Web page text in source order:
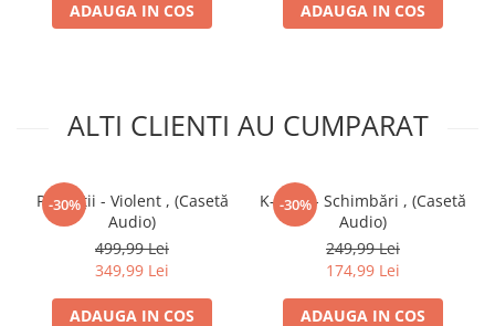
ADAUGA IN COS ADAUGA IN COS
ALTI CLIENTI AU CUMPARAT
-30%
Paraziții - Violent , (Casetă
Audio)
499,99 Lei
349,99 Lei
ADAUGA IN COS
-30%
K-Gula - Schimbări , (Casetă
Audio)
249,99 Lei
174,99 Lei
ADAUGA IN COS